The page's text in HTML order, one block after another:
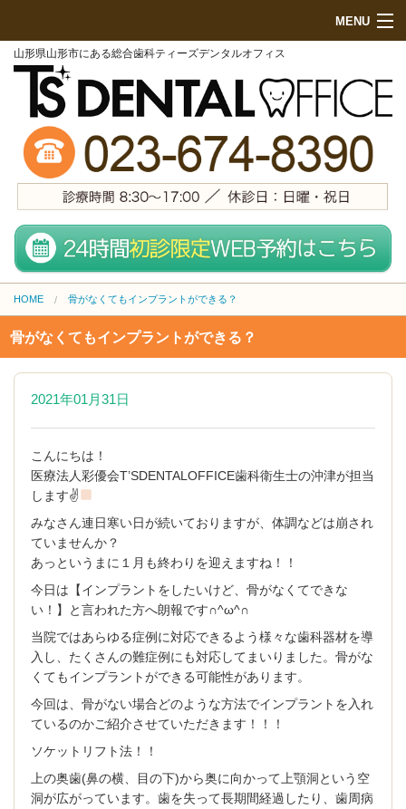
MENU
HOME
初めての方へ
院内紹介
診療項目
地図・来院方法
スタッフ紹介
無料メール相談
施設基準
求人内容
PCサイト トップページ
山形県山形市にある総合歯科ティーズデンタルオフィス
HOME 骨がなくてもインプラントができる？
骨がなくてもインプラントができる？
2021年01月31日
こんにちは！
医療法人彩優会T’SDENTALOFFICE歯科衛生士の沖津が担当
します✌
みなさん連日寒い日が続いておりますが、体調などは崩され
ていませんか？
あっというまに１月も終わりを迎えますね！！
今日は【インプラントをしたいけど、骨がなくてできな
い！】と言われた方へ朗報です∩^ω^∩
当院ではあらゆる症例に対応できるよう様々な歯科器材を導
入し、たくさんの難症例にも対応してまいりました。骨がな
くてもインプラントができる可能性があります。
今回は、骨がない場合どのような方法でインプラントを入れ
ているのかご紹介させていただきます！！！
ソケットリフト法！！
上の奥歯(鼻の横、目の下)から奥に向かって上顎洞という空
洞が広がっています。歯を失って長期間経過したり、歯周病